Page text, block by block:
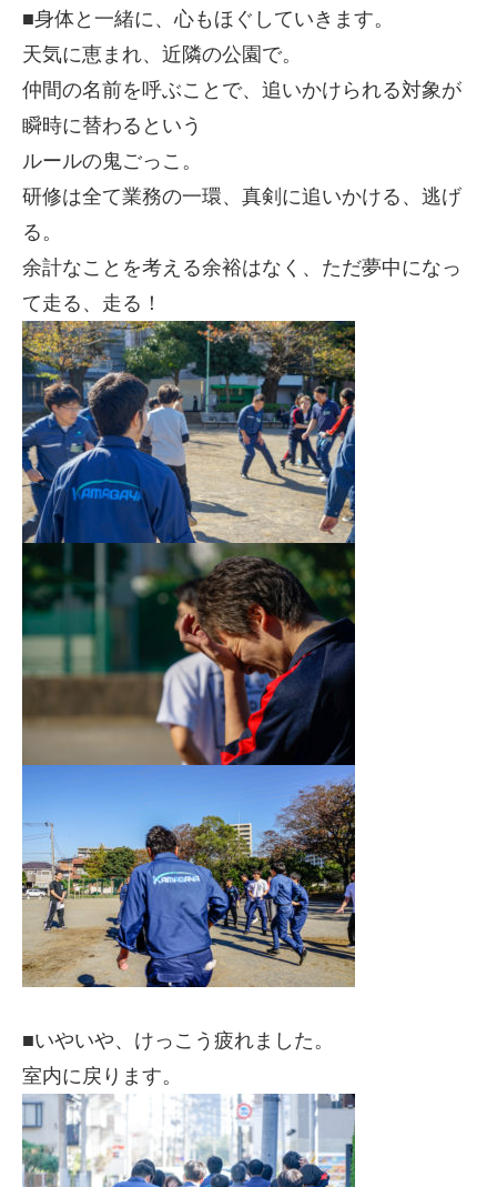
■身体と一緒に、心もほぐしていきます。
天気に恵まれ、近隣の公園で。
仲間の名前を呼ぶことで、追いかけられる対象が
瞬時に替わるという
ルールの鬼ごっこ。
研修は全て業務の一環、真剣に追いかける、逃げ
る。
余計なことを考える余裕はなく、ただ夢中になっ
て走る、走る！
■いやいや、けっこう疲れました。
室内に戻ります。